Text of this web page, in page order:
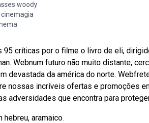
woody
95 críticas por o filme o livro de eli,
Webnum futuro não muito distante,
devastada da américa do norte.
nossas incríveis ofertas e promoções
adversidades que encontra para
hebreu, aramaico.